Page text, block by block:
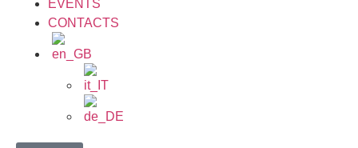
EVENTS
CONTACTS